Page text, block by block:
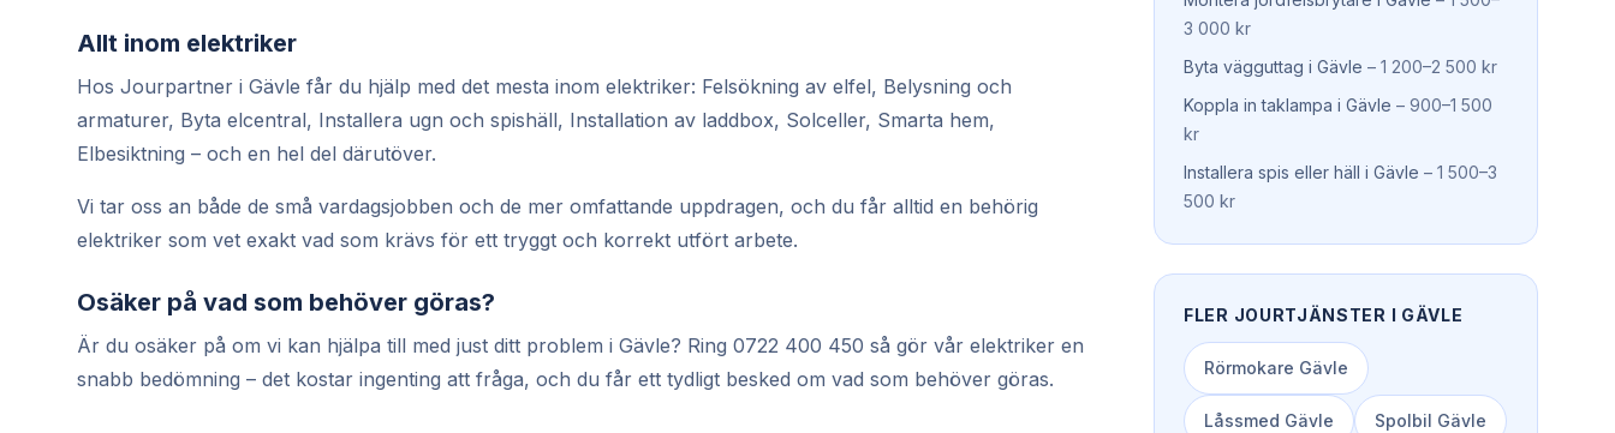
Allt inom elektriker
Hos Jourpartner i Gävle får du hjälp med det mesta inom elektriker: Felsökning av elfel, Belysning och
armaturer, Byta elcentral, Installera ugn och spishäll, Installation av laddbox, Solceller, Smarta hem,
Elbesiktning – och en hel del därutöver.
Vi tar oss an både de små vardagsjobben och de mer omfattande uppdragen, och du får alltid en behörig
elektriker som vet exakt vad som krävs för ett tryggt och korrekt utfört arbete.
Osäker på vad som behöver göras?
Är du osäker på om vi kan hjälpa till med just ditt problem i Gävle? Ring 0722 400 450 så gör vår elektriker en
snabb bedömning – det kostar ingenting att fråga, och du får ett tydligt besked om vad som behöver göras.
3 000 kr
Byta vägguttag i Gävle – 1 200–2 500 kr
Koppla in taklampa i Gävle – 900–1 500
kr
Installera spis eller häll i Gävle – 1 500–3
500 kr
FLER JOURTJÄNSTER I GÄVLE
Rörmokare Gävle
Låssmed Gävle Spolbil Gävle